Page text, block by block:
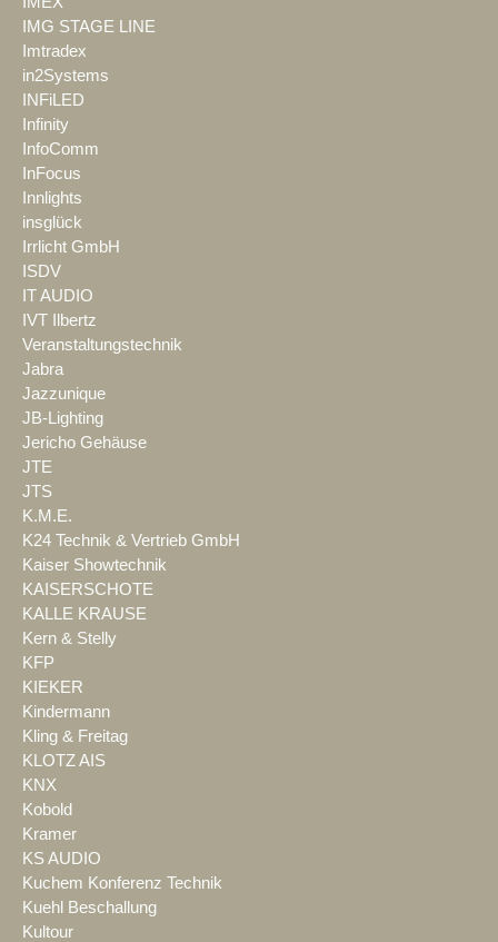
IMG STAGE LINE
Imtradex
in2Systems
INFiLED
Infinity
InfoComm
InFocus
Innlights
insglück
Irrlicht GmbH
ISDV
IT AUDIO
IVT Ilbertz
Veranstaltungstechnik
Jabra
Jazzunique
JB-Lighting
Jericho Gehäuse
JTE
JTS
K.M.E.
K24 Technik & Vertrieb GmbH
Kaiser Showtechnik
KAISERSCHOTE
KALLE KRAUSE
Kern & Stelly
KFP
KIEKER
Kindermann
Kling & Freitag
KLOTZ AIS
KNX
Kobold
Kramer
KS AUDIO
Kuchem Konferenz Technik
Kuehl Beschallung
Kultour